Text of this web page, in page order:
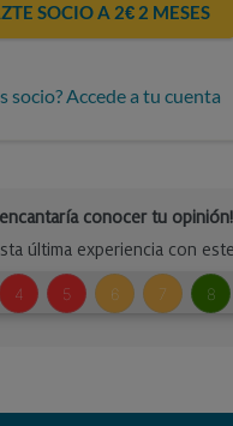
SOCIO A 2€ 2 MESES
socio? Accede a tu cuenta